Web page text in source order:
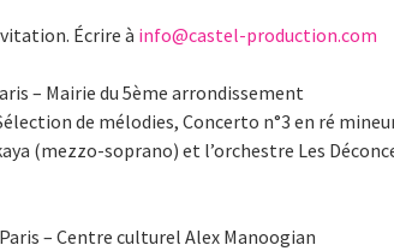
Écrire à info@castel-production.com
– Mairie du 5ème arrondissement
de mélodies, Concerto n°3 en ré
(mezzo-soprano) et l’orchestre Les
– Centre culturel Alex Manoogian